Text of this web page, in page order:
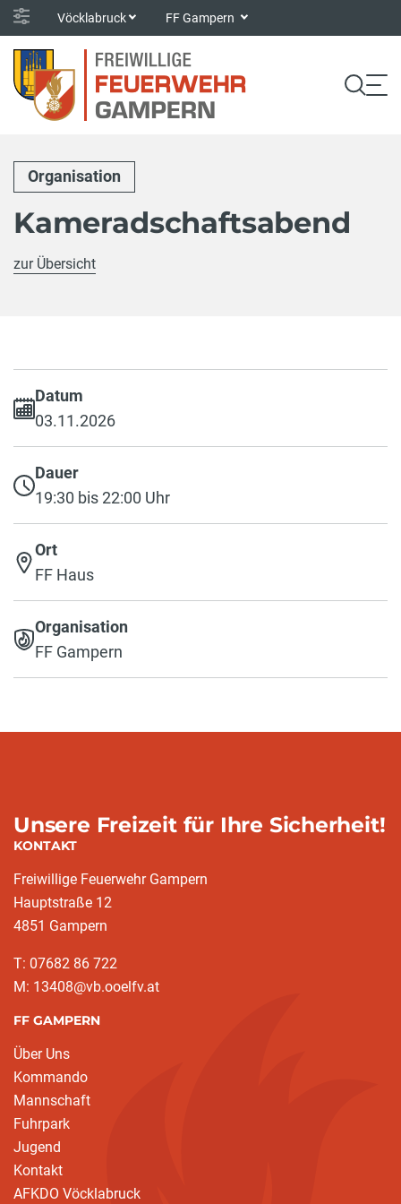
Vöcklabruck FF Gampern
Organisation
Kameradschaftsabend
zur Übersicht
Datum
03.11.2026
Dauer
19:30 bis 22:00 Uhr
Ort
FF Haus
Organisation
FF Gampern
Unsere Freizeit für Ihre Sicherheit!
KONTAKT
Freiwillige Feuerwehr Gampern
Hauptstraße 12
4851 Gampern
T: 07682 86 722
M: 13408@vb.ooelfv.at
FF GAMPERN
Über Uns
Kommando
Mannschaft
Fuhrpark
Jugend
Kontakt
AFKDO Vöcklabruck